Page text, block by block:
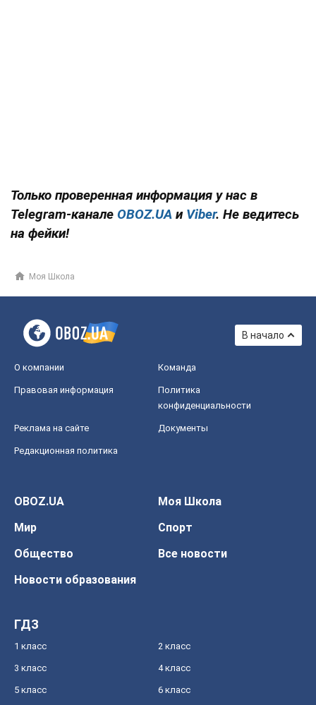
Только проверенная информация у нас в
Telegram-канале OBOZ.UA и Viber. Не ведитесь
на фейки!
Моя Школа
В начало
О компании Команда
Правовая информация
Политика
конфиденциальности
Реклама на сайте Документы
Редакционная политика
OBOZ.UA
Моя Школа
Мир
Спорт
Общество
Все новости
Новости образования
ГДЗ
1 класс 2 класс
3 класс 4 класс
5 класс 6 класс